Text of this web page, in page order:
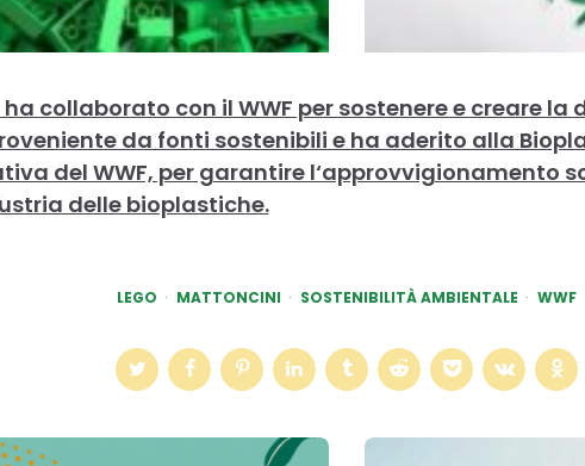
ha collaborato con il WWF per sostenere e creare
da fonti sostenibili e ha aderito alla
del WWF, per garantire l‘approvvigionamento
delle bioplastiche.
LEGO MATTONCINI SOSTENIBILITÀ AMBIENTALE WWF